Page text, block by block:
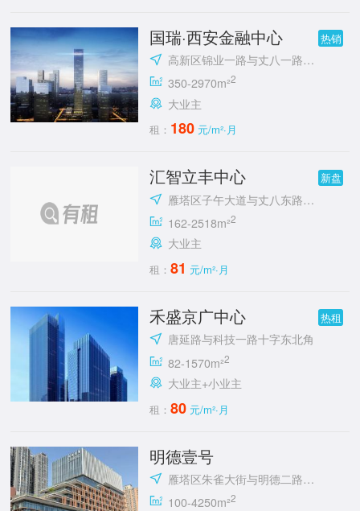
国瑞·西安金融中心 热销
高新区锦业一路与丈八一路交汇处东南角
350-2970m²2
大业主
租： 180 元/m²·月
汇智立丰中心 新盘
雁塔区子午大道与丈八东路十字立丰城
162-2518m²2
大业主
租：81 元/m²·月
禾盛京广中心 热租
唐延路与科技一路十字东北角
82-1570m²2
大业主+小业主
租：80 元/m²·月
明德壹号
雁塔区朱雀大街与明德二路十字东北角
100-4250m²2